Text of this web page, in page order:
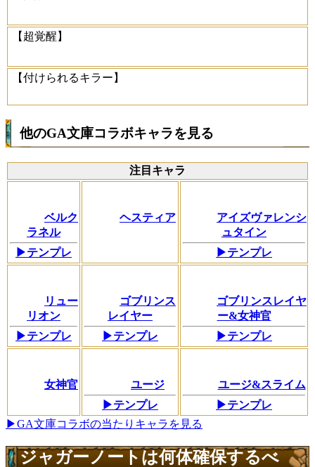
【超覚醒】
【付けられるキラー】
他のGA文庫コラボキャラを見る
注目キャラ
ベルク
ラネル
▶テンプレ
ヘスティア
アイズヴァレンシ
ュタイン
▶テンプレ
リュー
リオン
▶テンプレ
ゴブリンス
レイヤー
▶テンプレ
ゴブリンスレイヤ
ー&女神官
▶テンプレ
女神官
ユージ
▶テンプレ
ユージ&スライム
▶テンプレ
▶GA文庫コラボの当たりキャラを見る
ジャガーノートは何体確保するべ